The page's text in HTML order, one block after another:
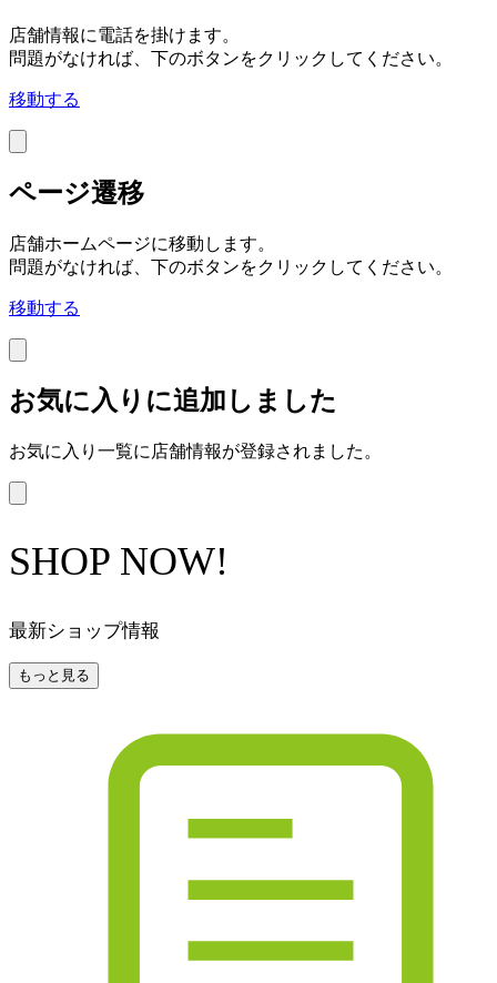
店舗情報に電話を掛けます。
問題がなければ、下のボタンをクリックしてください。
移動する
ページ遷移
店舗ホームページに移動します。
問題がなければ、下のボタンをクリックしてください。
移動する
お気に入りに追加しました
お気に入り一覧に店舗情報が登録されました。
SHOP NOW!
最新ショップ情報
もっと見る